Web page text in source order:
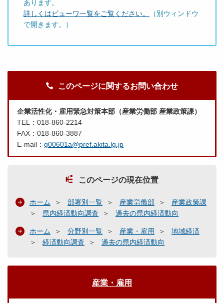
あります。
詳しくはビューワ一覧をご覧ください。
（別ウィンドウ
で開きます。）
このページに関するお問い合わせ
企業活性化・雇用緊急対策本部（産業労働部 産業政策課）
TEL：018-860-2214
FAX：018-860-3887
E-mail： g00601a@pref.akita.lg.jp
このページの現在位置
ホーム 部署別一覧 産業労働部
産業政策課
県内経済動向調査
過去の県内経済動向
ホーム 分野別一覧 産業・雇用
地域経済
経済動向調査
過去の県内経済動向
産業・雇用